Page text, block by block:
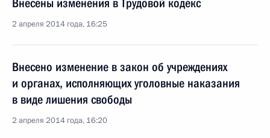
Внесены изменения в Трудовой кодекс
2 апреля 2014 года, 16:25
Внесено изменение в закон об учреждениях
и органах, исполняющих уголовные наказания
в виде лишения свободы
2 апреля 2014 года, 16:20